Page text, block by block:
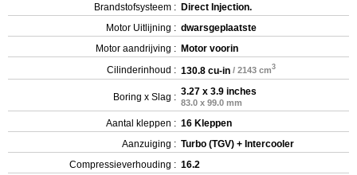
Brandstofsysteem : Direct Injection.
Motor Uitlijning : dwarsgeplaatste
Motor aandrijving : Motor voorin
Cilinderinhoud : 130.8 cu-in / 2143 cm3
Boring x Slag : 3.27 x 3.9 inches
83.0 x 99.0 mm
Aantal kleppen : 16 Kleppen
Aanzuiging : Turbo (TGV) + Intercooler
Compressieverhouding : 16.2